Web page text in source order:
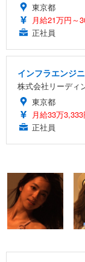
東京都
月給21万円～
正社員
インフラエンジ
株式会社リーディ
東京都
月給33万
正社員